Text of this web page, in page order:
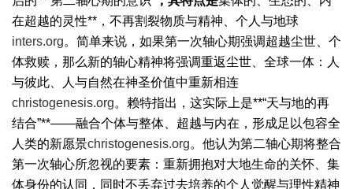
在超越的灵性**，不再割裂物质与精神、个人与地球
inters.org。简单来说，如果第一次轴心期强调超越尘世、个
体救赎，那么新的轴心精神将强调重返尘世、全球一体：人
与彼此、人与自然在神圣价值中重新相连
christogenesis.org。赖特指出，这实际上是**“天与地的再
结合”**——融合个体与整体、超越与内在，形成足以包容全
人类的新愿景christogenesis.org。他认为第二轴心期将整合
第一次轴心所忽视的要素：重新拥抱对大地生命的关怀、集
体身份的认同，同时不丢弃过去培养的个人觉醒与理性精神